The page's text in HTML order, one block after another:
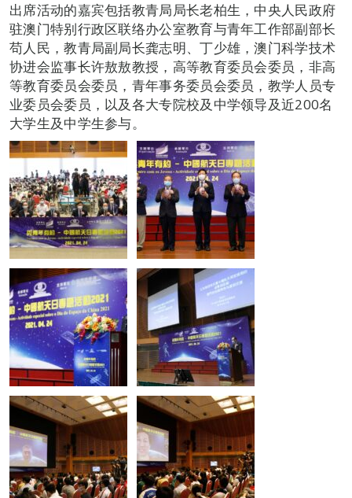
出席活动的嘉宾包括教青局局长老柏生，中央人民政府
驻澳门特别行政区联络办公室教育与青年工作部副部长
苟人民，教青局副局长龚志明、丁少雄，澳门科学技术
协进会监事长许敖敖教授，高等教育委员会委员，非高
等教育委员会委员，青年事务委员会委员，教学人员专
业委员会委员，以及各大专院校及中学领导及近200名
大学生及中学生参与。